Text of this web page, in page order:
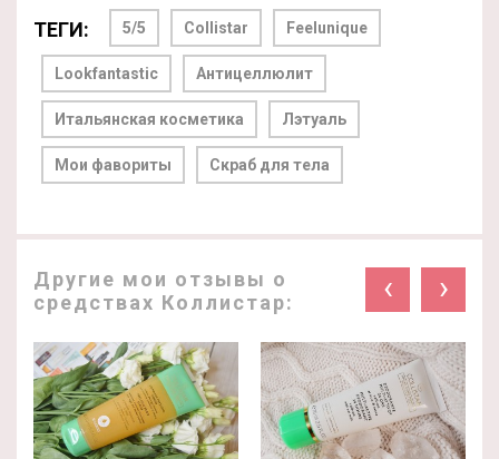
ТЕГИ: 5/5 Collistar Feelunique
Lookfantastic Антицеллюлит
Итальянская косметика Лэтуаль
Мои фавориты Скраб для тела
Другие мои отзывы о
средствах Коллистар:
‹ ›